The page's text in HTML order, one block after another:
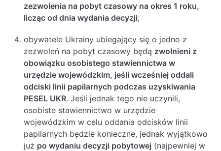
zezwolenia na pobyt czasowy na okres 1 roku,
licząc od dnia wydania decyzji;
obywatele Ukrainy ubiegający się o jedno z
zezwoleń na pobyt czasowy będą zwolnieni z
obowiązku osobistego stawiennictwa w
urzędzie wojewódzkim, jeśli wcześniej oddali
odciski linii papilarnych podczas uzyskiwania
PESEL UKR. Jeśli jednak tego nie uczynili,
osobiste stawiennictwo w urzędzie
wojewódzkim w celu oddania odcisków linii
papilarnych będzie konieczne, jednak wyjątkowo
już po wydaniu decyzji pobytowej (najpewniej w